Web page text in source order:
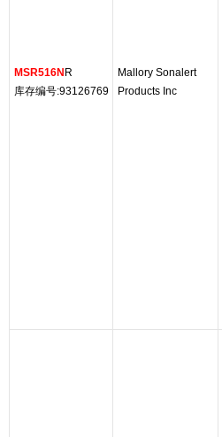
MSR516N R
库存编号:93126769
Mallory Sonalert
Products Inc